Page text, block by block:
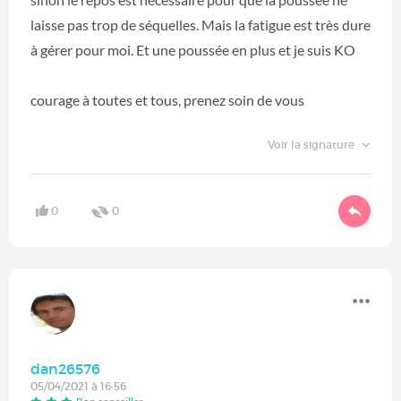
laisse pas trop de séquelles. Mais la fatigue est très dure
à gérer pour moi. Et une poussée en plus et je suis KO
courage à toutes et tous, prenez soin de vous
Voir la signature
0 0
dan26576
05/04/2021 à 16:56